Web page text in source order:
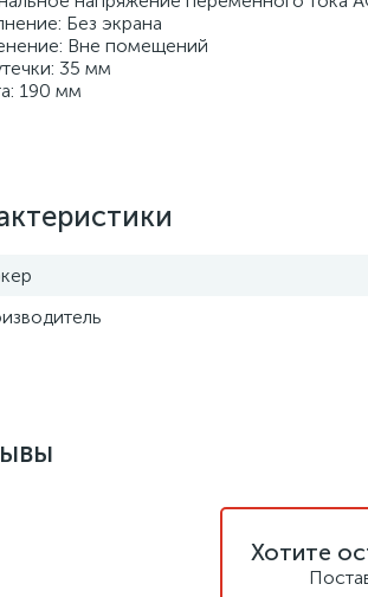
Без экрана
Вне помещений
35 мм
190 мм
Хотите